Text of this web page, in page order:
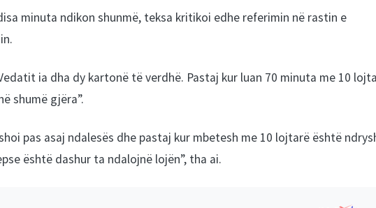
minuta ndikon shunmë, teksa kritikoi edhe referimin në rastin e
ia dha dy kartonë të verdhë. Pastaj kur luan 70 minuta me 10
shumë gjëra”.
pas asaj ndalesës dhe pastaj kur mbetesh me 10 lojtarë është
është dashur ta ndalojnë lojën”, tha ai.